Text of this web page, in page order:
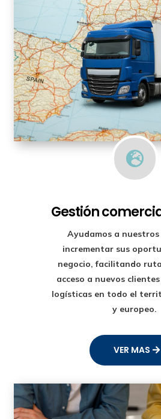

Gestión
Ayudamos a
incrementar sus
negocio, facilitando
acceso a nuevos
logísticas en todo el
y europeo.
VER MAS